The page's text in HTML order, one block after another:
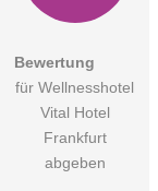
Die
öffentliche
Bewertung
für Wellnesshotel
Vital Hotel
Frankfurt
abgeben